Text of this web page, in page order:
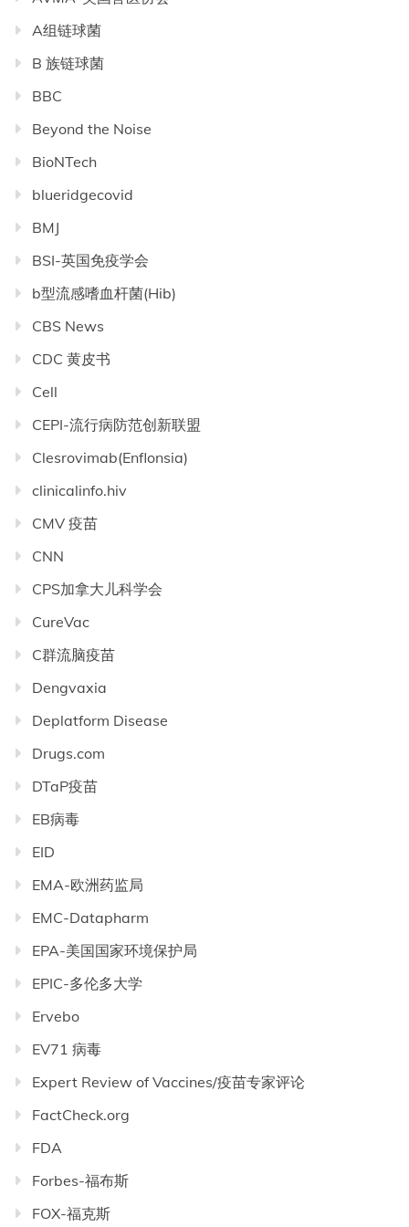
A组链球菌
B 族链球菌
BBC
Beyond the Noise
BioNTech
blueridgecovid
BMJ
BSI-英国免疫学会
b型流感嗜血杆菌(Hib)
CBS News
CDC 黄皮书
Cell
CEPI-流行病防范创新联盟
Clesrovimab(Enflonsia)
clinicalinfo.hiv
CMV 疫苗
CNN
CPS加拿大儿科学会
CureVac
C群流脑疫苗
Dengvaxia
Deplatform Disease
Drugs.com
DTaP疫苗
EB病毒
EID
EMA-欧洲药监局
EMC-Datapharm
EPA-美国国家环境保护局
EPIC-多伦多大学
Ervebo
EV71 病毒
Expert Review of Vaccines/疫苗专家评论
FactCheck.org
FDA
Forbes-福布斯
FOX-福克斯